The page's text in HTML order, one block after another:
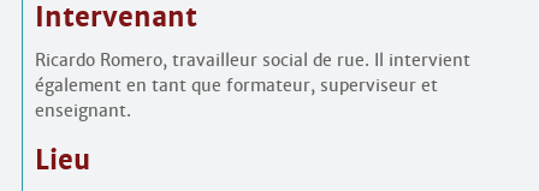
Intervenant
Ricardo Romero, travailleur social de rue. Il intervient
également en tant que formateur, superviseur et
enseignant.
Lieu